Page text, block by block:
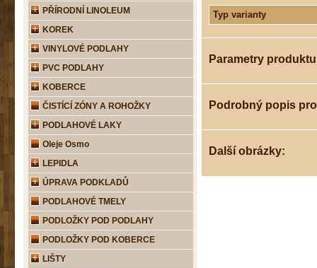
Typ varianty
Parametry produktu
Podrobný popis
Další obrázky:
PŘÍRODNÍ LINOLEUM
KOREK
VINYLOVÉ PODLAHY
PVC PODLAHY
KOBERCE
ČISTÍCÍ ZÓNY A ROHOŽKY
PODLAHOVÉ LAKY
Oleje Osmo
LEPIDLA
ÚPRAVA PODKLADŮ
PODLAHOVÉ TMELY
PODLOŽKY POD PODLAHY
PODLOŽKY POD KOBERCE
LIŠTY